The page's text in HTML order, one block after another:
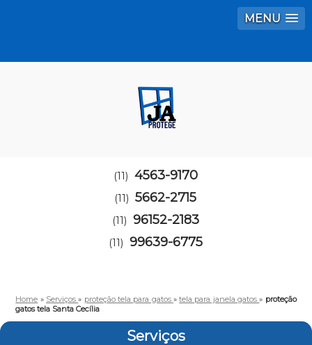
MENU
(11) 4563-9170
(11) 5662-2715
(11) 96152-2183
(11) 99639-6775
Home » Serviços» proteção tela para gatos »tela para janela gatos» proteção
gatos tela Santa Cecília
Serviços